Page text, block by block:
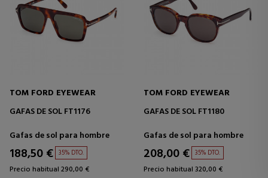
TOM FORD EYEWEAR
GAFAS DE SOL FT1176
Gafas de sol para hombre
188,50 € 35% DTO.
Precio habitual 290,00 €
TOM FORD EYEWEAR
GAFAS DE SOL FT1180
Gafas de sol para hombre
208,00 € 35% DTO.
Precio habitual 320,00 €